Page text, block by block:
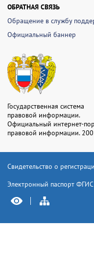
ОБРАТНАЯ СВЯЗЬ
Обращение в службу
Официальный баннер
Государственная система
правовой информации.
Официальный интернет-
правовой информации.
Свидетельство о
Электронный паспорт